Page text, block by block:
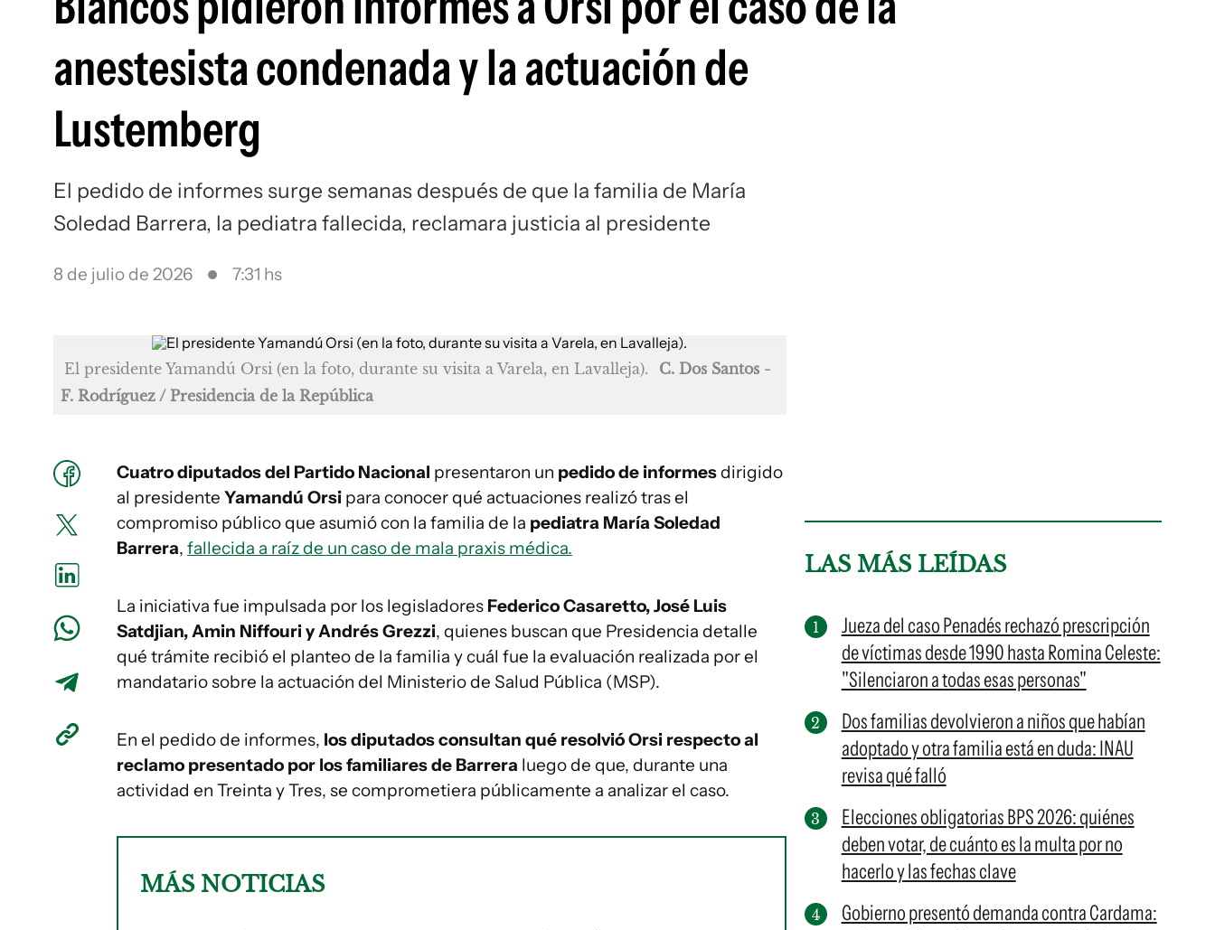
anestesista condenada y la actuación de
Lustemberg
El pedido de informes surge semanas después de que la familia de María
Soledad Barrera, la pediatra fallecida, reclamara justicia al presidente
8 de julio de 2026 7:31 hs
El presidente Yamandú Orsi (en la foto, durante su visita a Varela, en Lavalleja).
C. Dos Santos -
F. Rodríguez / Presidencia de la República
Cuatro diputados del Partido Nacional presentaron un pedido de informesdirigido
al presidente Yamandú Orsi para conocer qué actuaciones realizó tras el
compromiso público que asumió con la familia de la pediatra María Soledad
Barrera, fallecida a raíz de un caso de mala praxis médica.
La iniciativa fue impulsada por los legisladores Federico Casaretto, José Luis
Satdjian, Amin Niffouri y Andrés Grezzi, quienes buscan que Presidencia detalle
qué trámite recibió el planteo de la familia y cuál fue la evaluación realizada por el
mandatario sobre la actuación del Ministerio de Salud Pública (MSP).
En el pedido de informes, los diputados consultan qué resolvió Orsi respecto al
reclamo presentado por los familiares de Barrera luego de que, durante una
actividad en Treinta y Tres, se comprometiera públicamente a analizar el caso.
MÁS NOTICIAS
LAS MÁS LEÍDAS
Jueza del caso Penadés rechazó prescripción
de víctimas desde 1990 hasta Romina Celeste:
"Silenciaron a todas esas personas"
Dos familias devolvieron a niños que habían
adoptado y otra familia está en duda: INAU
revisa qué falló
Elecciones obligatorias BPS 2026: quiénes
deben votar, de cuánto es la multa por no
hacerlo y las fechas clave
Gobierno presentó demanda contra Cardama: